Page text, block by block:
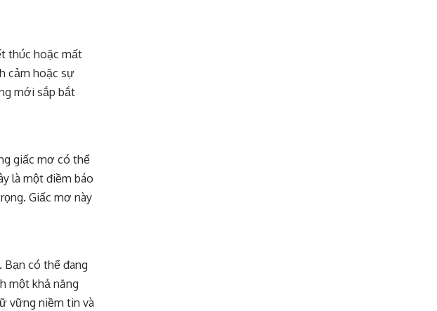
thúc hoặc mất
cảm hoặc sự
mới sắp bắt
giấc mơ có thể
là một điềm báo
Giấc mơ này
Bạn có thể đang
một khả năng
vững niềm tin và